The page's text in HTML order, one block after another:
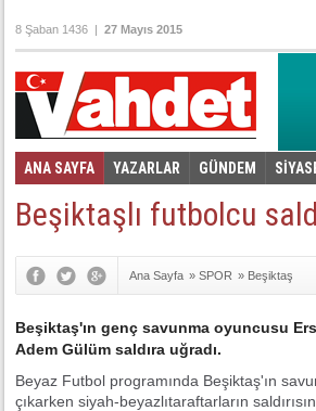
8 Şaban 1436 | 27 Mayıs 2015
ANA SAYFA YAZARLAR GÜNDEM
Foto Galeri Video Galeri
Beşiktaşlı futbolcu
Ana Sayfa » SPOR » Beşiktaş
Beşiktaş'ın genç savunma oyuncusu
Adem Gülüm saldıra uğradı.
Beyaz Futbol programında Beşiktaş'ın
çıkarken siyah-beyazlıtaraftarların